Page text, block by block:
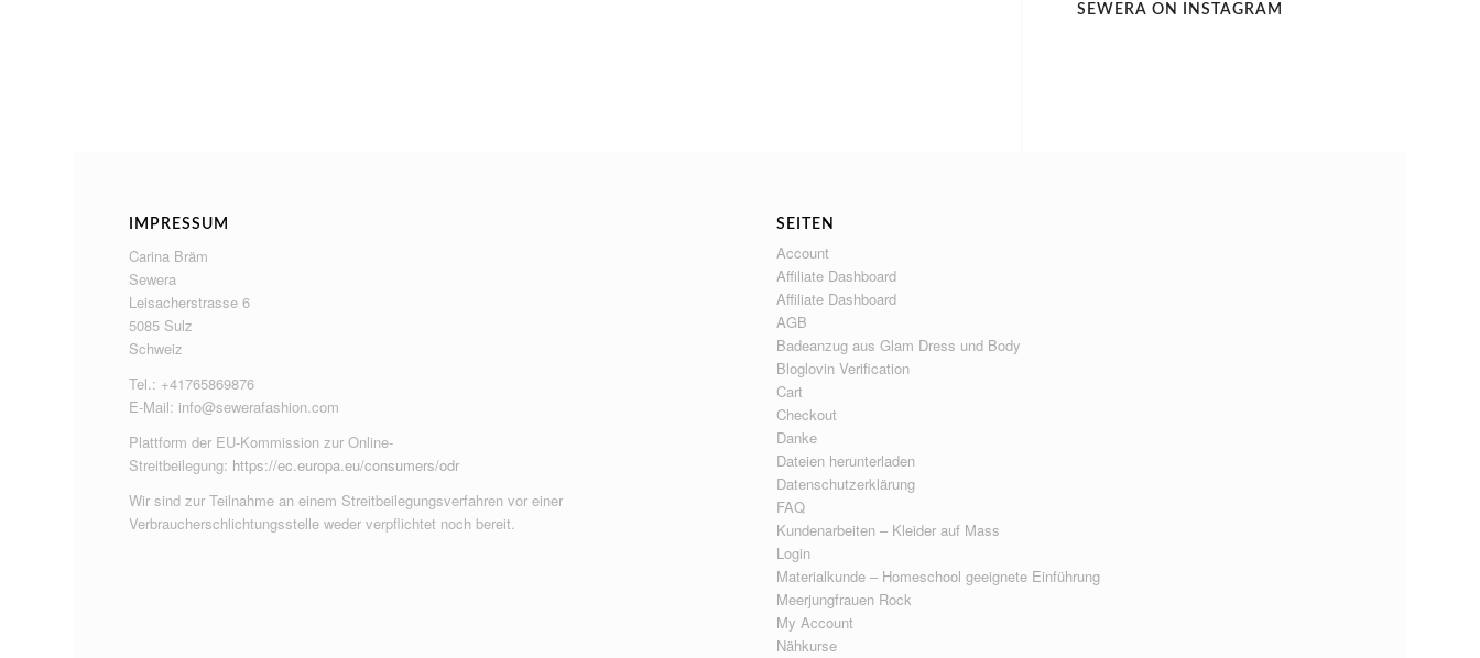
SEWERA ON INSTAGRAM
IMPRESSUM
Carina Bräm
Sewera
Leisacherstrasse 6
5085 Sulz
Schweiz
Tel.: +41765869876
E-Mail: info@sewerafashion.com
Plattform der EU-Kommission zur Online-
Streitbeilegung: https://ec.europa.eu/consumers/odr
Wir sind zur Teilnahme an einem Streitbeilegungsverfahren vor einer
Verbraucherschlichtungsstelle weder verpflichtet noch bereit.
SEITEN
Account
Affiliate Dashboard
Affiliate Dashboard
AGB
Badeanzug aus Glam Dress und Body
Bloglovin Verification
Cart
Checkout
Danke
Dateien herunterladen
Datenschutzerklärung
FAQ
Kundenarbeiten – Kleider auf Mass
Login
Materialkunde – Homeschool geeignete Einführung
Meerjungfrauen Rock
My Account
Nähkurse